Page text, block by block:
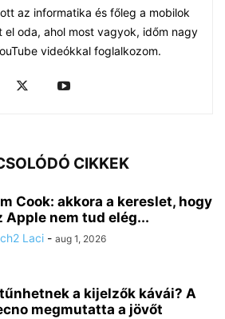
az informatika és főleg a mobilok
oda, ahol most vagyok, időm nagy
videókkal foglalkozom.
CIKKEK
Cook: akkora a kereslet, hogy
Apple nem tud elég...
Laci - aug 1, 2026
a kijelzők kávái? A
megmutatta a jövőt